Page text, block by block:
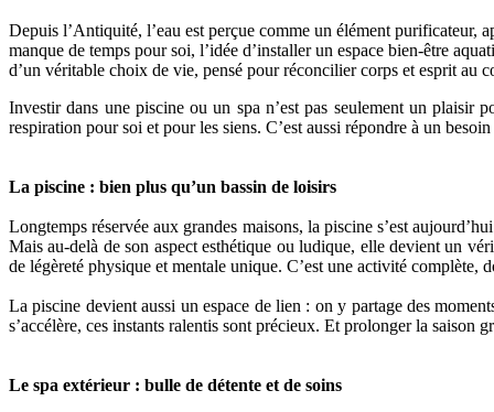
Depuis l’Antiquité, l’eau est perçue comme un élément purificateur,
manque de temps pour soi, l’idée d’installer un espace bien-être
d’un véritable choix de vie, pensé pour réconcilier corps et esprit au
Investir dans une piscine ou un spa n’est pas seulement un plaisir
respiration pour soi et pour les siens. C’est aussi répondre à un
La piscine : bien plus qu’un bassin de loisirs
Longtemps réservée aux grandes maisons, la piscine s’est
Mais au-delà de son aspect esthétique ou ludique, elle devient un
de légèreté physique et mentale unique. C’est une activité
La piscine devient aussi un espace de lien : on y partage des
s’accélère, ces instants ralentis sont précieux. Et prolonger la saison
Le spa extérieur : bulle de détente et de soins